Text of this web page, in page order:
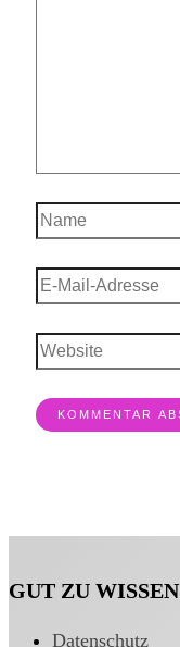
Name
E-
Adresse
Website
GUT ZU WISSEN
Datenschutz